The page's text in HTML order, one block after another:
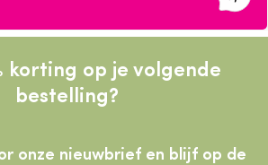
korting op je volgende
bestelling?
onze nieuwbrief en blijf op de